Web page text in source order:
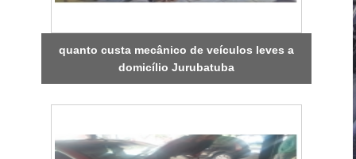
quanto custa mecânico de veículos leves a
domicílio Jurubatuba